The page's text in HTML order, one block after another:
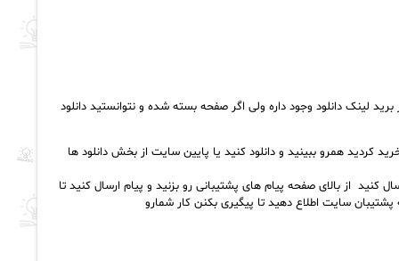
لینک دانلود وجود داره ولی اگر صفحه بسته شده و نتوانستید دانلود
کردید همرو ببینید و دانلود کنید یا پایین سایت از بخش دانلود ها
از بالای صفحه پیام های پشتیبانی رو بزنید و پیام ارسال کنید تا